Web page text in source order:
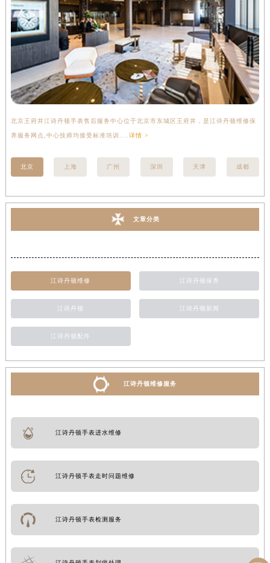
北京王府井江诗丹顿手表售后服务中心位于北京市东城区王府井，是江诗丹顿维修保
养服务网点,中心技师均接受标准培训.... 详情 >
北京 上海 广州 深圳 天津 成都
文章分类
江诗丹顿维修 江诗丹顿保养
江诗丹顿 江诗丹顿新闻
江诗丹顿配件
江诗丹顿维修服务
江诗丹顿手表进水维修
江诗丹顿手表走时问题维修
江诗丹顿手表检测服务